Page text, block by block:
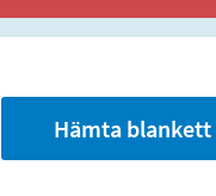
Hämta blankett